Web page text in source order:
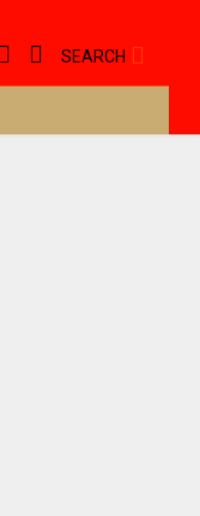
SEARCH